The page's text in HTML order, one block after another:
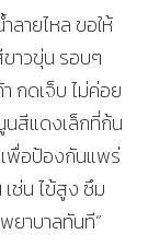
ลายไหล ขอให้
าวขุ่น รอบๆ
กดเจ็บ ไม่ค่อย
นสีแดงเล็กที่ก้น
เพื่อป้องกันแพร่
ช่น ไข้สูง ซึม
ยาบาลทันที”